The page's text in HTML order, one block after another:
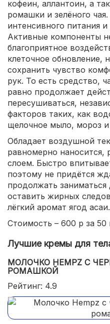
кофеин, аллантоин, а
ромашки и зелёного
интенсивного питания
Активные компоненты
благоприятное
клеточное обновление,
сохранить чувство
рук. То есть средство,
равно продолжает
пересушиваться,
факторов таких, как
щелочное мыло, мороз и
Обладает воздушной
равномерно наносится,
слоем. Быстро
поэтому не придётся
продолжать заниматься
оставить жирных
лёгкий аромат ягод асаи.
Стоимость – 600 р за 50
Лучшие кремы для
МОЛОЧКО HEMPZ С
РОМАШКОЙ
Рейтинг: 4.9